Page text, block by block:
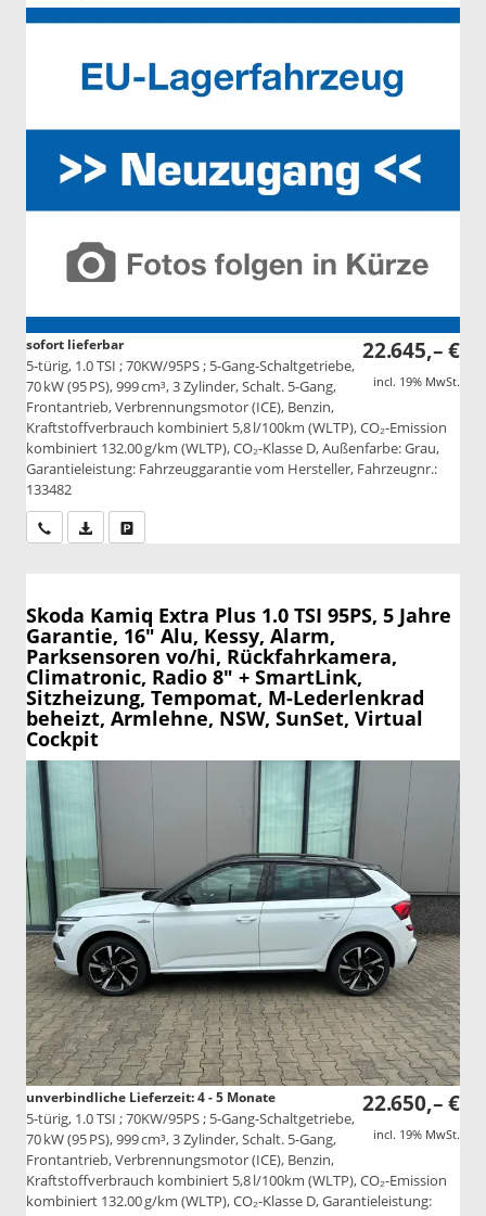
22.645,– €
incl. 19% MwSt.
sofort lieferbar
5-türig, 1.0 TSI ; 70KW/95PS ; 5-Gang-Schaltgetriebe,
70 kW (95 PS), 999 cm³, 3 Zylinder, Schalt. 5-Gang,
Frontantrieb, Verbrennungsmotor (ICE), Benzin,
Kraftstoffverbrauch kombiniert 5,8 l/100km (WLTP), CO₂-Emission
kombiniert 132.00 g/km (WLTP), CO₂-Klasse D, Außenfarbe: Grau,
Garantieleistung: Fahrzeuggarantie vom Hersteller, Fahrzeugnr.:
133482
Wir rufen Sie anPDF-Datei, Fahrzeugexposé drucken
Skoda Kamiq Extra Plus 1.0 TSI 95PS, 5 Jahre
Garantie, 16" Alu, Kessy, Alarm,
Parksensoren vo/hi, Rückfahrkamera,
Climatronic, Radio 8" + SmartLink,
Sitzheizung, Tempomat, M-Lederlenkrad
beheizt, Armlehne, NSW, SunSet, Virtual
Cockpit
22.650,– €
incl. 19% MwSt.
unverbindliche Lieferzeit: 4 - 5 Monate
5-türig, 1.0 TSI ; 70KW/95PS ; 5-Gang-Schaltgetriebe,
70 kW (95 PS), 999 cm³, 3 Zylinder, Schalt. 5-Gang,
Frontantrieb, Verbrennungsmotor (ICE), Benzin,
Kraftstoffverbrauch kombiniert 5,8 l/100km (WLTP), CO₂-Emission
kombiniert 132.00 g/km (WLTP), CO₂-Klasse D, Garantieleistung: